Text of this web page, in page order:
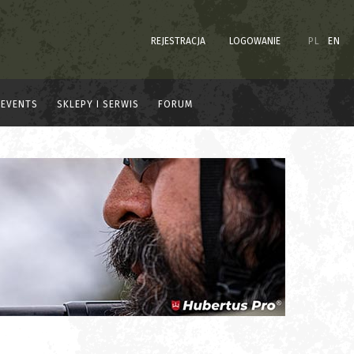
REJESTRACJA LOGOWANIE PL EN
EVENTS SKLEPY I SERWIS FORUM